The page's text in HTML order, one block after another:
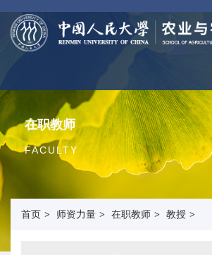
在职教师
FACULTY
首页 > 师资力量 > 在职教师 > 教授 >